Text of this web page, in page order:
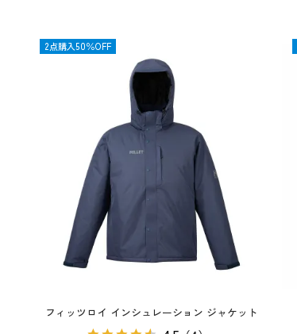
フィッツロイ インシュレーション ジャケット
OUTLET
2点購入50％OFF